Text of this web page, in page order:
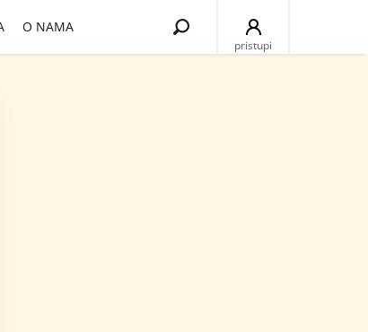
O NAMA
pristupi
Search
for: